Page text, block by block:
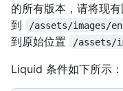
的所有版本，请将现
到
/assets/images/
到原始位置
/assets/
Liquid 条件如下所示：